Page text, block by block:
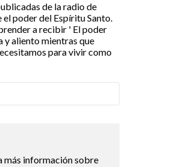
de la radio de
poder del Espíritu Santo.
a recibir ' El poder
y aliento mientras que
para vivir como
más información sobre